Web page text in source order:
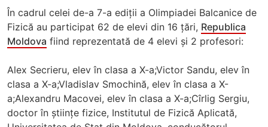
În cadrul celei de-a 7-a ediții a Olimpiadei Balcanice de
Fizică au participat 62 de elevi din 16 țări, Republica
Moldova fiind reprezentată de 4 elevi și 2 profesori:
Alex Secrieru, elev în clasa a X-a;Victor Sandu, elev în
clasa a X-a;Vladislav Smochină, elev în clasa a X-
a;Alexandru Macovei, elev în clasa a X-a;Cîrlig Sergiu,
doctor în științe fizice, Institutul de Fizică Aplicată,